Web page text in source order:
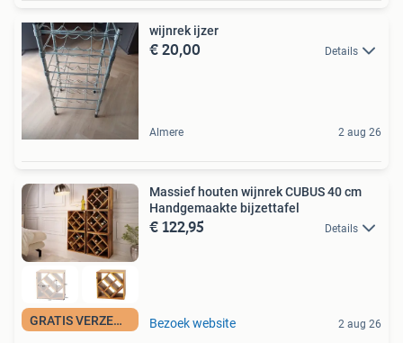
wijnrek ijzer
€ 20,00 Details
Almere 2 aug 26
GRATIS VERZENDING
Massief houten wijnrek CUBUS 40 cm
Handgemaakte bijzettafel
€ 122,95 Details
Bezoek website 2 aug 26